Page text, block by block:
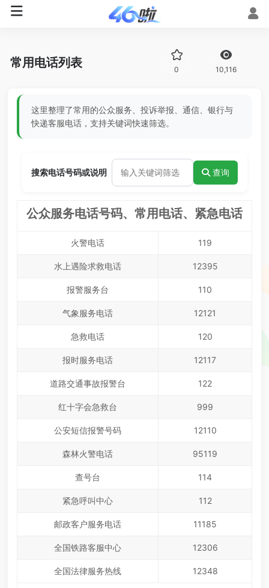
常用电话列表 0 10,116
这里整理了常用的公众服务、投诉举报、通信、银行与
快递客服电话，支持关键词快速筛选。
搜索电话号码或说明 查询
公众服务电话号码、常用电话、紧急电话
火警电话 119
水上遇险求救电话 12395
报警服务台 110
气象服务电话 12121
急救电话 120
报时服务电话 12117
道路交通事故报警台 122
红十字会急救台 999
公安短信报警号码 12110
森林火警电话 95119
查号台 114
紧急呼叫中心 112
邮政客户服务电话 11185
全国铁路客服中心 12306
全国法律服务热线 12348